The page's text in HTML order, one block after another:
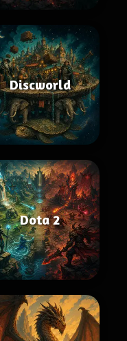
Discworld
Dota 2